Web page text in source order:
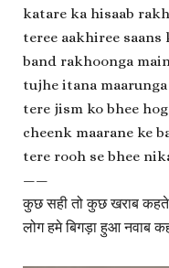
katare ka hisaab
teree aakhiree saans
band rakhoonga
tujhe itana
tere jism ko bhee
cheenk maarane ke
tere rooh se bhee
——
कुछ सही तो कुछ खराब कहते
लोग हमे बिगड़ा हुआ नवाब